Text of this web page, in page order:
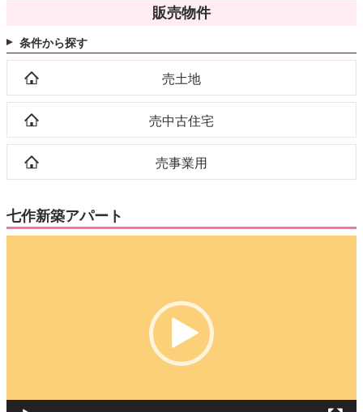
販売物件
条件から探す
売土地
売中古住宅
売事業用
七作新築アパート